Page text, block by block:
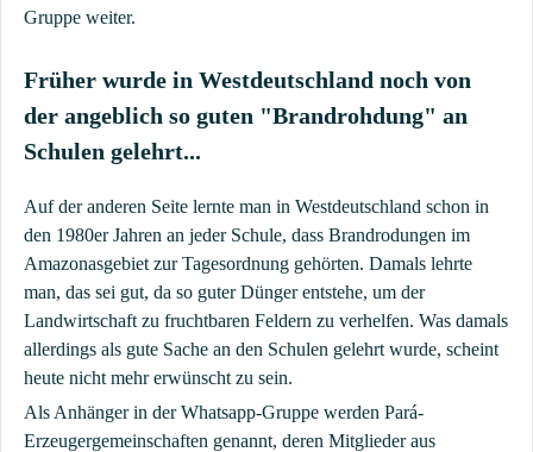
Gruppe weiter.
Früher wurde in Westdeutschland noch von
der angeblich so guten "Brandrohdung" an
Schulen gelehrt...
Auf der anderen Seite lernte man in Westdeutschland schon in
den 1980er Jahren an jeder Schule, dass Brandrodungen im
Amazonasgebiet zur Tagesordnung gehörten. Damals lehrte
man, das sei gut, da so guter Dünger entstehe, um der
Landwirtschaft zu fruchtbaren Feldern zu verhelfen. Was damals
allerdings als gute Sache an den Schulen gelehrt wurde, scheint
heute nicht mehr erwünscht zu sein.
Als Anhänger in der Whatsapp-Gruppe werden Pará-
Erzeugergemeinschaften genannt, deren Mitglieder aus